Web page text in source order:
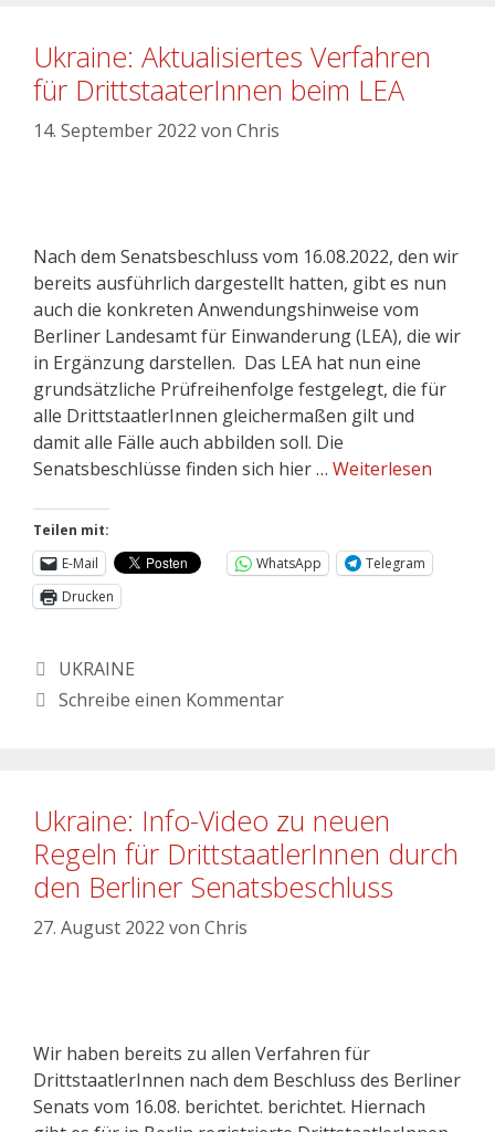
Ukraine: Aktualisiertes Verfahren
für DrittstaaterInnen beim LEA
14. September 2022 von Chris
Nach dem Senatsbeschluss vom 16.08.2022, den wir
bereits ausführlich dargestellt hatten, gibt es nun
auch die konkreten Anwendungshinweise vom
Berliner Landesamt für Einwanderung (LEA), die wir
in Ergänzung darstellen. Das LEA hat nun eine
grundsätzliche Prüfreihenfolge festgelegt, die für
alle DrittstaatlerInnen gleichermaßen gilt und
damit alle Fälle auch abbilden soll. Die
Senatsbeschlüsse finden sich hier … Weiterlesen
Teilen mit:
E-Mail
WhatsApp
Telegram
Drucken
UKRAINE
Schreibe einen Kommentar
Ukraine: Info-Video zu neuen
Regeln für DrittstaatlerInnen durch
den Berliner Senatsbeschluss
27. August 2022 von Chris
Wir haben bereits zu allen Verfahren für
DrittstaatlerInnen nach dem Beschluss des Berliner
Senats vom 16.08. berichtet. berichtet. Hiernach